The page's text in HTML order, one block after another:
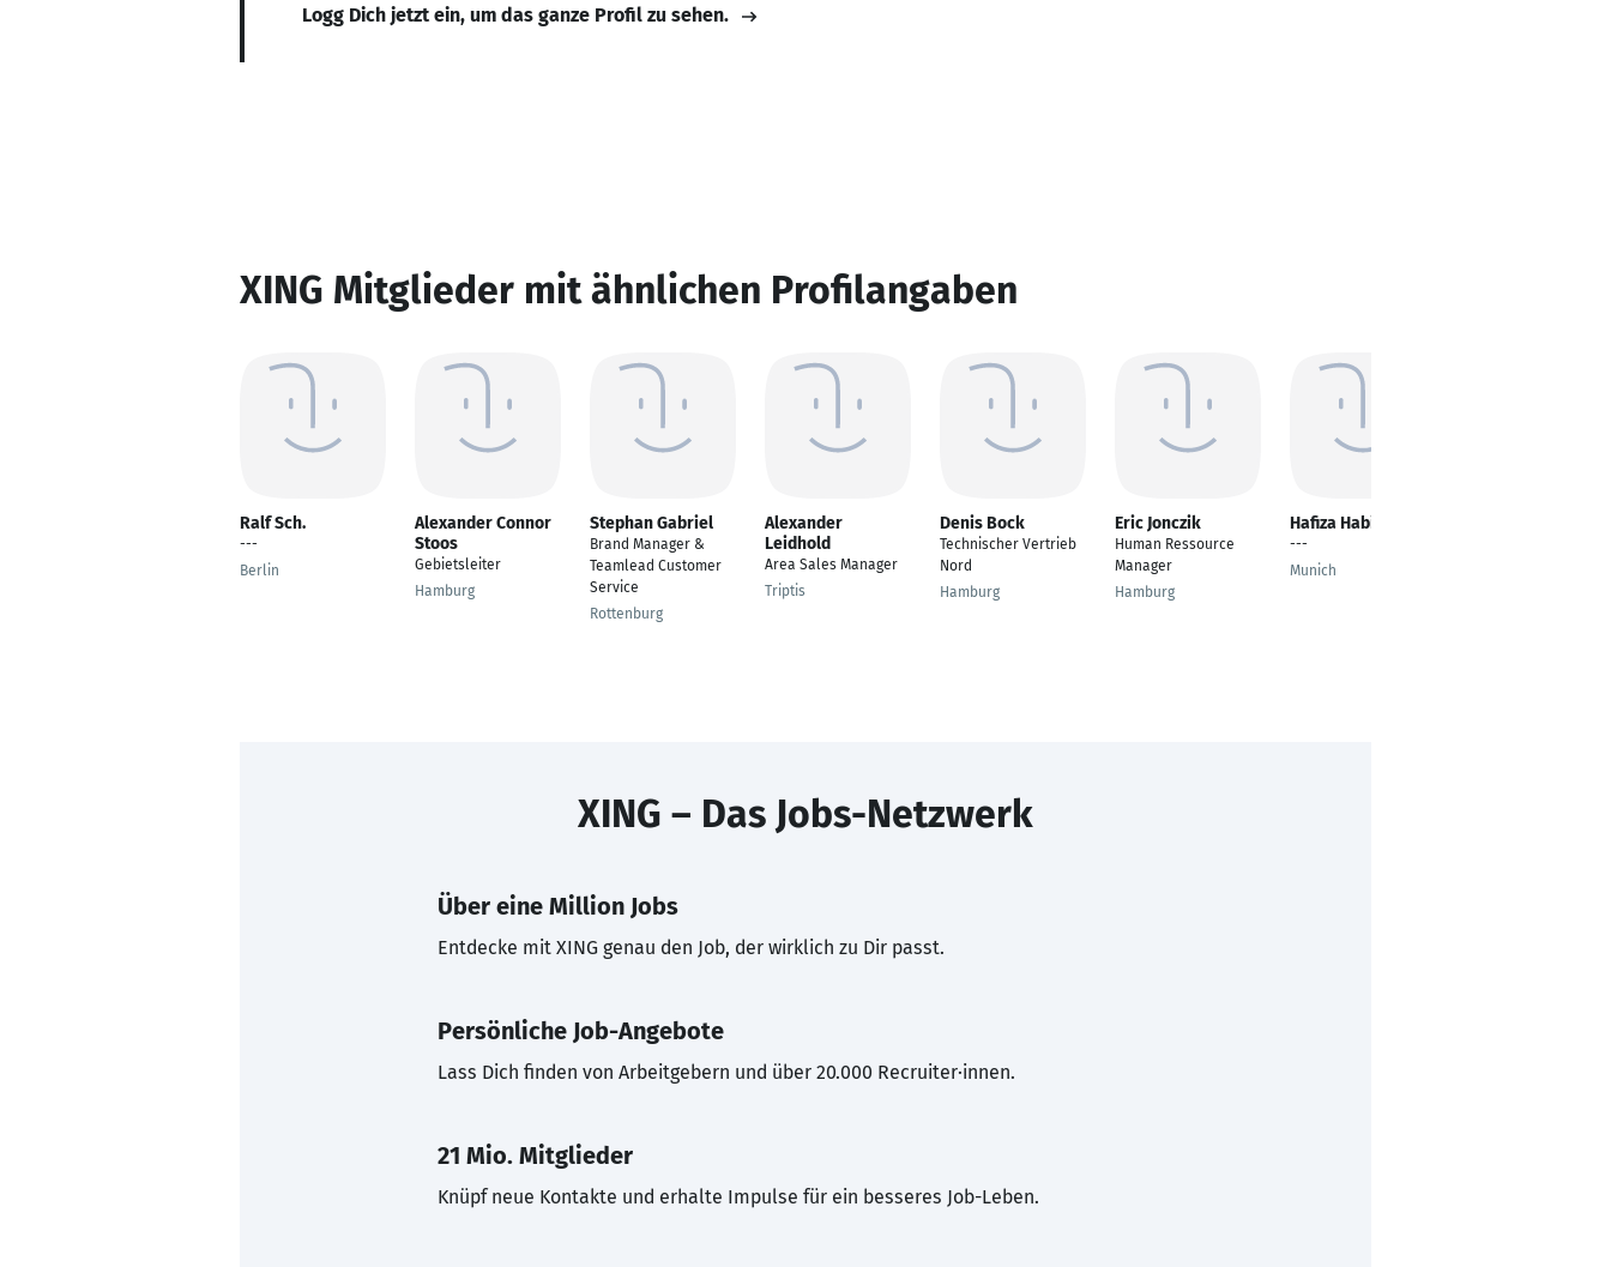
Logg Dich jetzt ein, um das ganze Profil zu sehen.
XING Mitglieder mit ähnlichen Profilangaben
Ralf Sch.
---
Berlin
Alexander Connor
Stoos
Gebietsleiter
Hamburg
Stephan Gabriel
Brand Manager &
Teamlead Customer
Service
Rottenburg
Alexander
Leidhold
Area Sales Manager
Triptis
Denis Bock
Technischer Vertrieb
Nord
Hamburg
Eric Jonczik
Human Ressource
Manager
Hamburg
Hafiza Habibi
---
Munich
XING – Das Jobs-Netzwerk
Über eine Million Jobs
Entdecke mit XING genau den Job, der wirklich zu Dir passt.
Persönliche Job-Angebote
Lass Dich finden von Arbeitgebern und über 20.000 Recruiter·innen.
21 Mio. Mitglieder
Knüpf neue Kontakte und erhalte Impulse für ein besseres Job-Leben.